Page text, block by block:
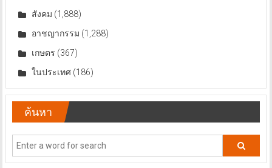
สังคม (1,888)
อาชญากรรม (1,288)
เกษตร (367)
ในประเทศ(186)
ค้นหา